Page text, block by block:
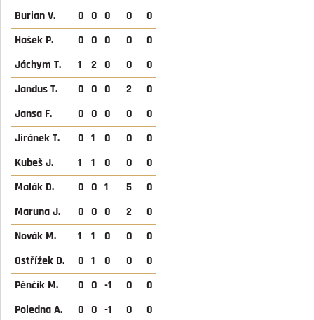
Burian V.
0 0 0 0
0
Hašek P.
0 0 0 0
0
Jáchym T.
1 2 0 0
0
Jandus T.
0 0 0 2
0
Jansa F.
0 0 0 0
0
Jiránek T.
0 1 0 0
0
Kubeš J.
1 1 0 0
0
Malák D.
0 0 1 5
0
Maruna J.
0 0 0 2
0
Novák M.
1 1 0 0
0
Ostřížek D.
0 1 0 0
0
Pěnčík M.
0 0 -1 0
0
Poledna A.
0 0 -1 0
0